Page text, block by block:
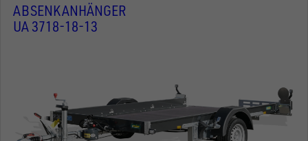
ABSENKANHÄNGER
UA 3718-18-13